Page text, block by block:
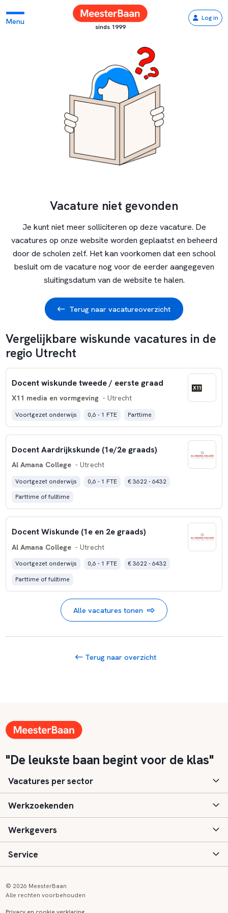
Menu
sinds 1999
Log in
Vacature niet gevonden
Je kunt niet meer solliciteren op deze vacature. De
vacatures op onze website worden geplaatst en beheerd
door de scholen zelf. Het kan voorkomen dat een school
besluit om de vacature nog voor de eerder aangegeven
sluitingsdatum van de website te halen.
Terug naar vacatureoverzicht
Vergelijkbare wiskunde vacatures in de
regio Utrecht
Docent wiskunde tweede / eerste graad
X11 media en vormgeving - Utrecht
Voortgezet onderwijs 0,6 - 1 FTE Parttime
Docent Aardrijkskunde (1e/2e graads)
Al Amana College - Utrecht
Voortgezet onderwijs 0,6 - 1 FTE
€ 3622 - 6432
Parttime of fulltime
Docent Wiskunde (1e en 2e graads)
Al Amana College - Utrecht
Voortgezet onderwijs 0,6 - 1 FTE
€ 3622 - 6432
Parttime of fulltime
Alle vacatures tonen
Terug naar overzicht
"De leukste baan begint voor de klas"
Vacatures per sector
Basisonderwijs
Speciaal (basis) onderwijs
Voortgezet onderwijs
Werkzoekenden
Aanmelden
Vacatures
Werkgevers
Inloggen
Service
© 2026 MeesterBaan
Alle rechten voorbehouden